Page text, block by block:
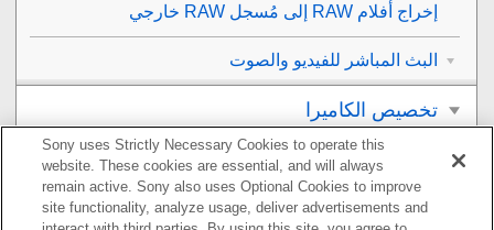
إخراج أفلام RAW إلى مُسجل RAW خارجي
البث المباشر للفيديو والصوت
تخصيص الكاميرا
العرض
تغيير إعدادات الكاميرا
Sony uses Strictly Necessary Cookies to operate this
website. These cookies are essential, and will always
remain active. Sony also uses Optional Cookies to improve
site functionality, analyze usage, deliver advertisements and